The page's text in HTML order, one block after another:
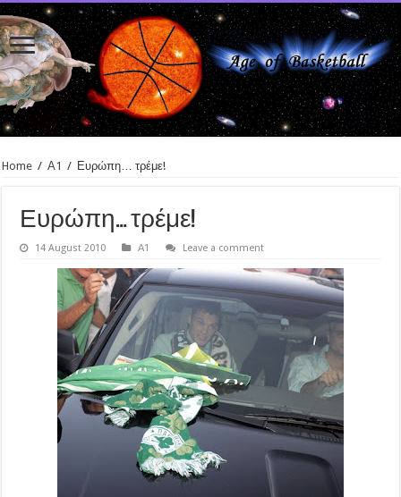
Home / Α1 / Ευρώπη… τρέμε!
Ευρώπη… τρέμε!
14 August 2010 Α1 Leave a comment